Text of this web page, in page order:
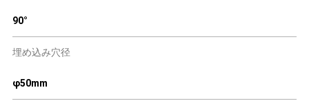
90°
埋め込み穴径
φ50mm